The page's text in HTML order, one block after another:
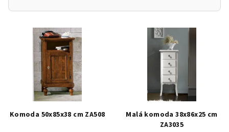
Komoda 50x85x38 cm ZA508
Malá komoda 38x86x25 cm
ZA3035